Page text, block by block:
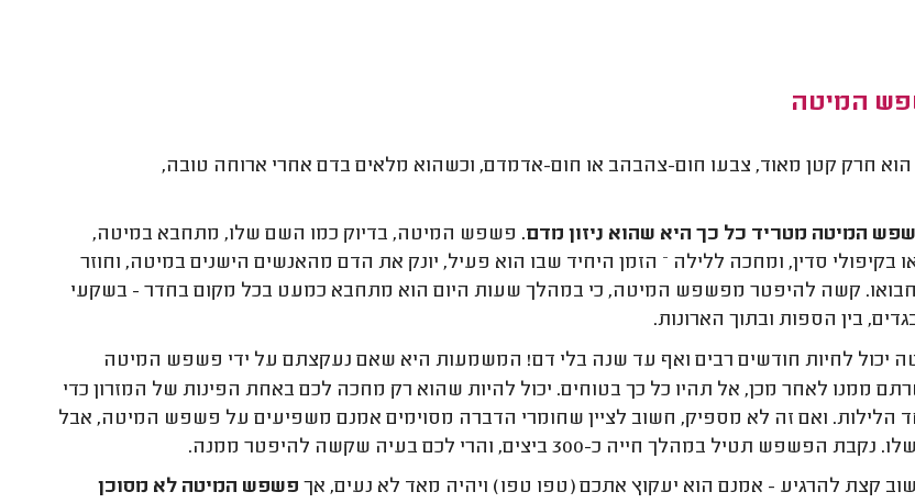
המיטה
חרק קטן מאוד, צבעו חום-צהבהב או חום-אדמדם, וכשהוא מלאים בדם אחרי ארוחה טובה,
המיטה מטריד כל כך היא שהוא ניזון מדם. פשפש המיטה, בדיוק כמו השם שלו, מתחבא במיטה,
בקיפולי סדין, ומחכה ללילה – הזמן היחיד שבו הוא פעיל, יונק את הדם מהאנשים הישנים במיטה, וחוזר
קשה להיפטר מפשפש המיטה, כי במהלך שעות היום הוא מתחבא כמעט בכל מקום בחדר - בשקעי
בין הספות ובתוך הארונות.
יכול לחיות חודשים רבים ואף עד שנה בלי דם! המשמעות היא שאם נעקצתם על ידי פשפש המיטה
ממנו לאחר מכן, אל תהיו כל כך בטוחים. יכול להיות שהוא רק מחכה לכם באחת הפינות של המזרון כדי
הלילות. ואם זה לא מספיק, חשוב לציין שחומרי הדברה מסוימים אמנם משפיעים על פשפש המיטה, אבל
תטיל במהלך חייה כ-300 ביצים, והרי לכם בעיה שקשה להיפטר ממנה.
קצת להרגיע - אמנם הוא יעקוץ אתכם (טפו טפו) ויהיה מאד לא נעים, אך פשפש המיטה לא מסוכן